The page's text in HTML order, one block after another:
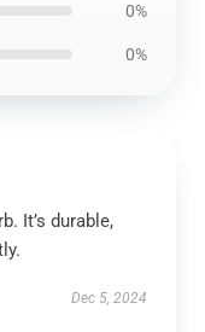
0%
0%
It’s durable,
Dec 5, 2024